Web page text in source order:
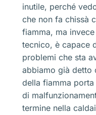
inutile, perché
che non fa chissà
fiamma, ma
tecnico, è capace
problemi che sta
abbiamo già detto
della fiamma
di
termine nella